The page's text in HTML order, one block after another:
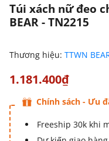
Túi xách nữ đeo
BEAR - TN2215
Thương hiệu: TTWN
1.181.400₫
Chính sách - Ưu
Freeship 30k khi